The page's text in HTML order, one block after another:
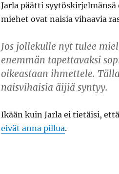
Jarla päätti
miehet ovat naisia vihaavia
Jos jollekulle nyt tulee
enemmän tapettavaksi
oikeastaan ihmettele.
naisvihaisia äijiä syntyy.
Ikään kuin Jarla ei tietäisi,
eivät anna pillua.